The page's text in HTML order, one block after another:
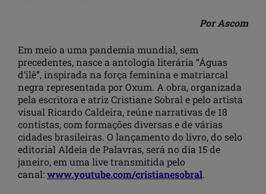
Por Ascom
Em meio a uma pandemia mundial, sem
precedentes, nasce a antologia literária “Águas
d’ilê”, inspirada na força feminina e matriarcal
negra representada por Oxum. A obra, organizada
pela escritora e atriz Cristiane Sobral e pelo artista
visual Ricardo Caldeira, reúne narrativas de 18
contistas, com formações diversas e de várias
cidades brasileiras. O lançamento do livro, do selo
editorial Aldeia de Palavras, será no dia 15 de
janeiro, em uma live transmitida pelo
canal:www.youtube.com/cristianesobral.